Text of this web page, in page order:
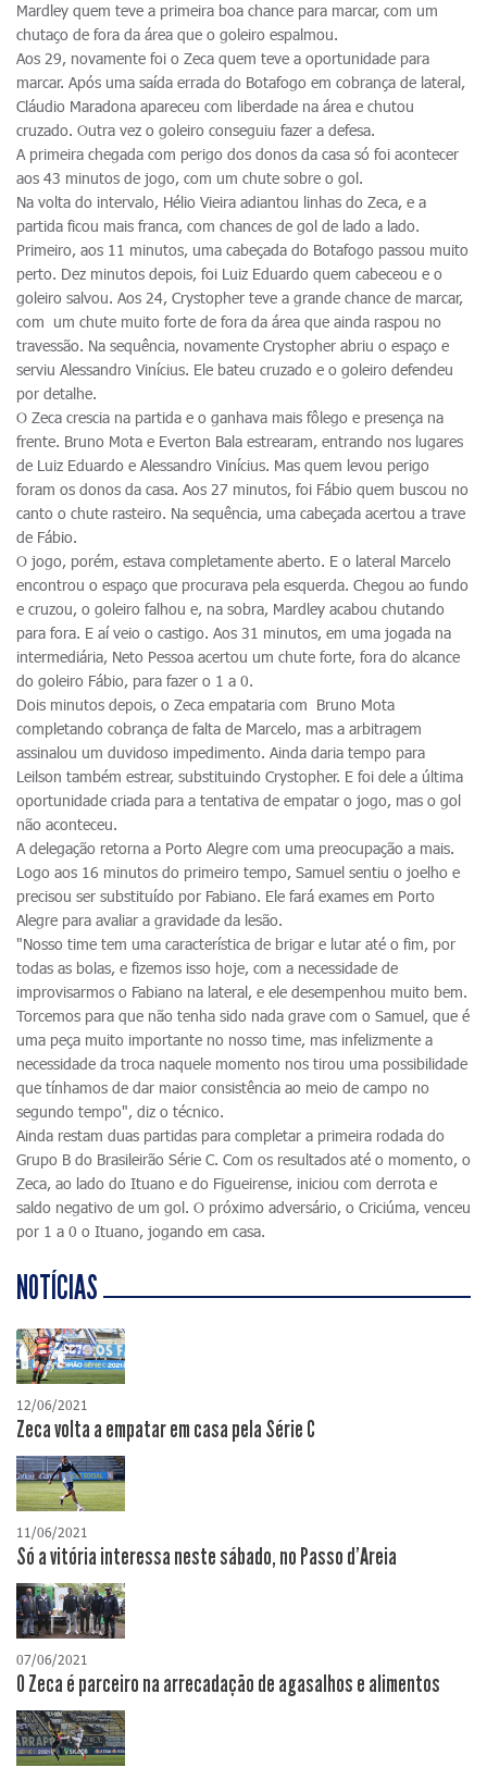
Mardley quem teve a primeira boa chance para marcar, com um
chutaço de fora da área que o goleiro espalmou.
Aos 29, novamente foi o Zeca quem teve a oportunidade para
marcar. Após uma saída errada do Botafogo em cobrança de lateral,
Cláudio Maradona apareceu com liberdade na área e chutou
cruzado. Outra vez o goleiro conseguiu fazer a defesa.
A primeira chegada com perigo dos donos da casa só foi acontecer
aos 43 minutos de jogo, com um chute sobre o gol.
Na volta do intervalo, Hélio Vieira adiantou linhas do Zeca, e a
partida ficou mais franca, com chances de gol de lado a lado.
Primeiro, aos 11 minutos, uma cabeçada do Botafogo passou muito
perto. Dez minutos depois, foi Luiz Eduardo quem cabeceou e o
goleiro salvou. Aos 24, Crystopher teve a grande chance de marcar,
com um chute muito forte de fora da área que ainda raspou no
travessão. Na sequência, novamente Crystopher abriu o espaço e
serviu Alessandro Vinícius. Ele bateu cruzado e o goleiro defendeu
por detalhe.
O Zeca crescia na partida e o ganhava mais fôlego e presença na
frente. Bruno Mota e Everton Bala estrearam, entrando nos lugares
de Luiz Eduardo e Alessandro Vinícius. Mas quem levou perigo
foram os donos da casa. Aos 27 minutos, foi Fábio quem buscou no
canto o chute rasteiro. Na sequência, uma cabeçada acertou a trave
de Fábio.
O jogo, porém, estava completamente aberto. E o lateral Marcelo
encontrou o espaço que procurava pela esquerda. Chegou ao fundo
e cruzou, o goleiro falhou e, na sobra, Mardley acabou chutando
para fora. E aí veio o castigo. Aos 31 minutos, em uma jogada na
intermediária, Neto Pessoa acertou um chute forte, fora do alcance
do goleiro Fábio, para fazer o 1 a 0.
Dois minutos depois, o Zeca empataria com Bruno Mota
completando cobrança de falta de Marcelo, mas a arbitragem
assinalou um duvidoso impedimento. Ainda daria tempo para
Leilson também estrear, substituindo Crystopher. E foi dele a última
oportunidade criada para a tentativa de empatar o jogo, mas o gol
não aconteceu.
A delegação retorna a Porto Alegre com uma preocupação a mais.
Logo aos 16 minutos do primeiro tempo, Samuel sentiu o joelho e
precisou ser substituído por Fabiano. Ele fará exames em Porto
Alegre para avaliar a gravidade da lesão.
"Nosso time tem uma característica de brigar e lutar até o fim, por
todas as bolas, e fizemos isso hoje, com a necessidade de
improvisarmos o Fabiano na lateral, e ele desempenhou muito bem.
Torcemos para que não tenha sido nada grave com o Samuel, que é
uma peça muito importante no nosso time, mas infelizmente a
necessidade da troca naquele momento nos tirou uma possibilidade
que tínhamos de dar maior consistência ao meio de campo no
segundo tempo", diz o técnico.
Ainda restam duas partidas para completar a primeira rodada do
Grupo B do Brasileirão Série C. Com os resultados até o momento, o
Zeca, ao lado do Ituano e do Figueirense, iniciou com derrota e
saldo negativo de um gol. O próximo adversário, o Criciúma, venceu
por 1 a 0 o Ituano, jogando em casa.
NOTÍCIAS
12/06/2021
Zeca volta a empatar em casa pela Série C
11/06/2021
Só a vitória interessa neste sábado, no Passo d'Areia
07/06/2021
O Zeca é parceiro na arrecadação de agasalhos e alimentos